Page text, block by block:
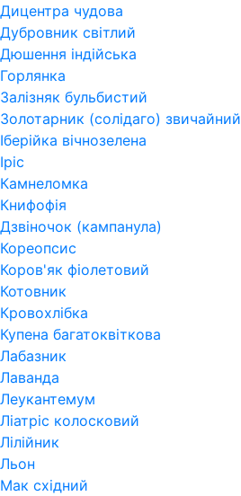
Дицентра чудова
Дубровник світлий
Дюшення індійська
Горлянка
Залізняк бульбистий
Золотарник (солідаго) звичайний
Іберійка вічнозелена
Іріс
Камнеломка
Книфофія
Дзвіночок (кампанула)
Кореопсис
Коров'як фіолетовий
Котовник
Кровохлібка
Купена багатоквіткова
Лабазник
Лаванда
Леукантемум
Ліатріс колосковий
Лілійник
Льон
Мак східний